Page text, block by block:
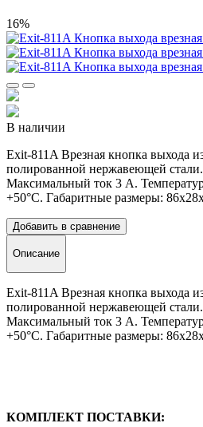
16%
В наличии
Exit-811A Врезная кнопка выхода
полированной нержавеющей
Максимальный ток 3 А.
+50°C. Габаритные размеры:
Добавить в сравнение
Описание
Exit-811A Врезная кнопка выхода
полированной нержавеющей
Максимальный ток 3 А.
+50°C. Габаритные размеры:
КОМПЛЕКТ ПОСТАВКИ: